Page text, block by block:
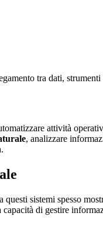
tra dati,
attività
, analizzare
sistemi spesso
di gestire